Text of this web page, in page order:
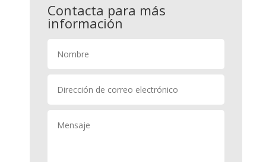
Contacta para más
información